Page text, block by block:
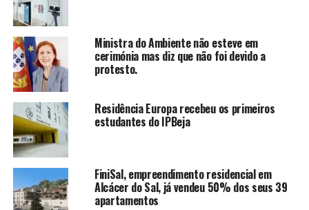
Ministra do Ambiente não esteve em
cerimónia mas diz que não foi devido a
protesto.
Residência Europa recebeu os primeiros
estudantes do IPBeja
FiniSal, empreendimento residencial em
Alcácer do Sal, já vendeu 50% dos seus 39
apartamentos